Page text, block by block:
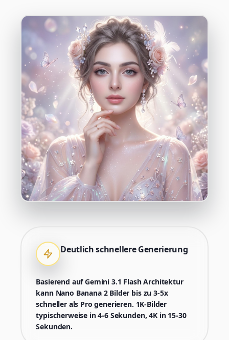
Deutlich schnellere Generierung
Basierend auf Gemini 3.1 Flash Architektur
kann Nano Banana 2 Bilder bis zu 3-5x
schneller als Pro generieren. 1K-Bilder
typischerweise in 4-6 Sekunden, 4K in 15-30
Sekunden.